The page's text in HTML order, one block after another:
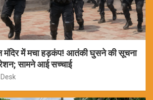
में मचा हड़कंप! आतंकी घुसने की सूचना
सामने आई सच्चाई
Desk